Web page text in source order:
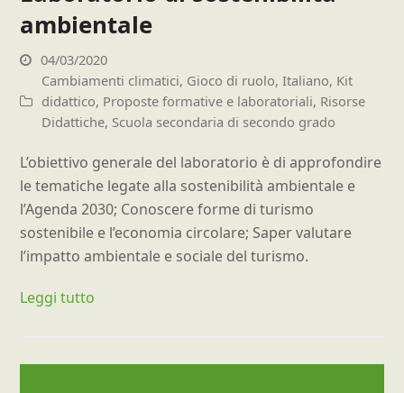
ambientale
04/03/2020
Cambiamenti climatici, Gioco di ruolo,Italiano, Kit
didattico, Proposte formative e laboratoriali, Risorse
Didattiche, Scuola secondaria di secondo grado
L’obiettivo generale del laboratorio è di approfondire
le tematiche legate alla sostenibilità ambientale e
l’Agenda 2030; Conoscere forme di turismo
sostenibile e l’economia circolare; Saper valutare
l’impatto ambientale e sociale del turismo.
Leggi tutto